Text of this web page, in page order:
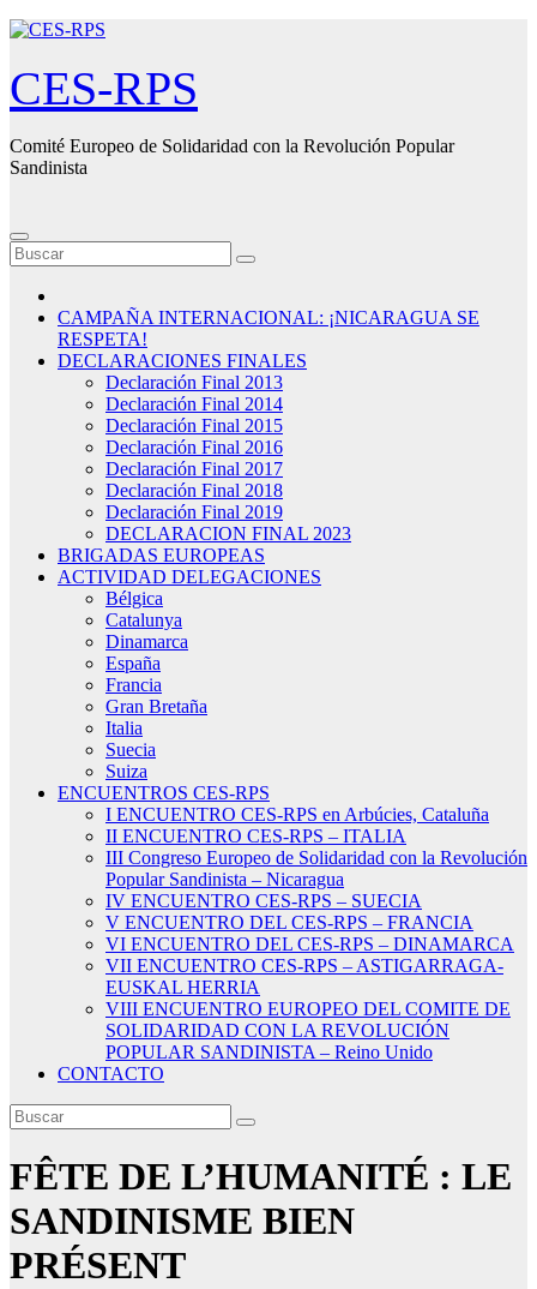
Saltar
contenido
CES-RPS
Comité Europeo de Solidaridad con la Revolución Popular
Sandinista
CAMPAÑA INTERNACIONAL: ¡NICARAGUA SE
RESPETA!
DECLARACIONES FINALES
Declaración Final 2013
Declaración Final 2014
Declaración Final 2015
Declaración Final 2016
Declaración Final 2017
Declaración Final 2018
Declaración Final 2019
DECLARACION FINAL 2023
BRIGADAS EUROPEAS
ACTIVIDAD DELEGACIONES
Bélgica
Catalunya
Dinamarca
España
Francia
Gran Bretaña
Italia
Suecia
Suiza
ENCUENTROS CES-RPS
I ENCUENTRO CES-RPS en Arbúcies, Cataluña
II ENCUENTRO CES-RPS – ITALIA
III Congreso Europeo de Solidaridad con la Revolución
Popular Sandinista – Nicaragua
IV ENCUENTRO CES-RPS – SUECIA
V ENCUENTRO DEL CES-RPS – FRANCIA
VI ENCUENTRO DEL CES-RPS – DINAMARCA
VII ENCUENTRO CES-RPS – ASTIGARRAGA-
EUSKAL HERRIA
VIII ENCUENTRO EUROPEO DEL COMITE DE
SOLIDARIDAD CON LA REVOLUCIÓN
POPULAR SANDINISTA – Reino Unido
CONTACTO
FÊTE DE L’HUMANITÉ : LE
SANDINISME BIEN
PRÉSENT